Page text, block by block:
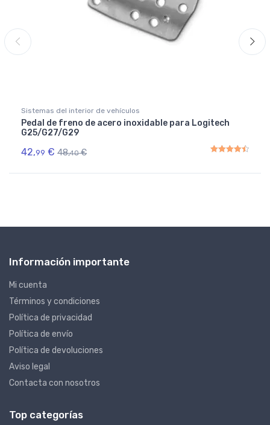
Sistemas del interior de vehículos
Pedal de freno de acero inoxidable para Logitech
G25/G27/G29
42,99 € 48,40 €
Rated4.50out of 5
Información importante
Mi cuenta
Términos y condiciones
Política de privacidad
Política de envío
Política de devoluciones
Aviso legal
Contacta con nosotros
Top categorías